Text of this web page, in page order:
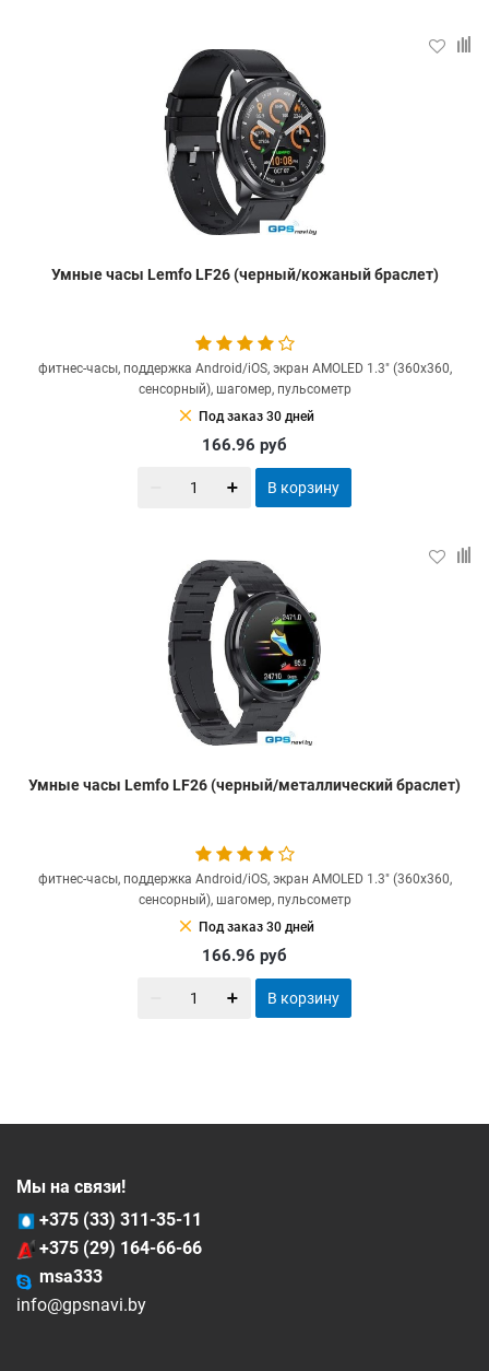
Умные часы Lemfo LF26 (черный/кожаный браслет)
фитнес-часы, поддержка Android/iOS, экран AMOLED 1.3" (360x360,
сенсорный), шагомер, пульсометр
clear Под заказ 30 дней
166.96 руб
В корзину
Умные часы Lemfo LF26 (черный/металлический браслет)
фитнес-часы, поддержка Android/iOS, экран AMOLED 1.3" (360x360,
сенсорный), шагомер, пульсометр
clear Под заказ 30 дней
166.96 руб
В корзину
Мы на связи!
+375 (33) 311-35-11
+375 (29) 164-66-66
msa333
info@gpsnavi.by